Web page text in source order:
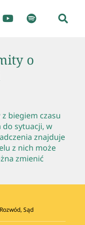
o
biegiem czasu
do sytuacji, w
znajduje
z nich może
zmienić
Rozwód,Sąd